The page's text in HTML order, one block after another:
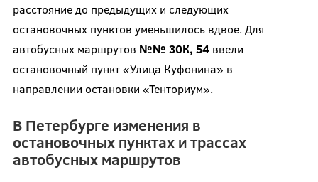
расстояние до предыдущих и следующих
остановочных пунктов уменьшилось вдвое. Для
автобусных маршрутов №№ 30К, 54ввели
остановочный пункт «Улица Куфонина» в
направлении остановки «Тенториум».
В Петербурге изменения в
остановочных пунктах и трассах
автобусных маршрутов